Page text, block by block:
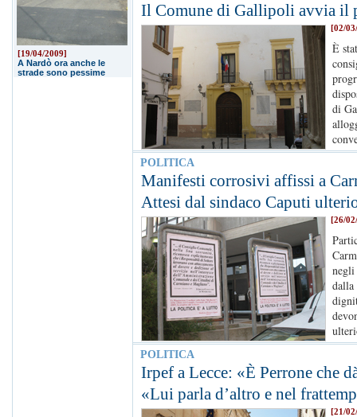
[19/04/2009]
A Nardò ora anche le
strade sono pessime
Il Comune di Gallipoli avvia il
[02/
È
di
POLITICA
Manifesti corrosivi affissi a
Attesi dal sindaco Caputi
[26/
dalla
POLITICA
Irpef a Lecce: «È Perrone che
«Lui parla d’altro e nel
[21/